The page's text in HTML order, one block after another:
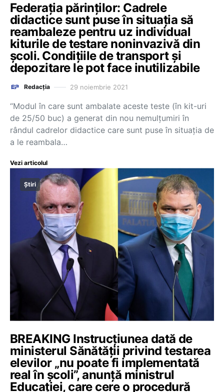
Federația părinților: Cadrele
didactice sunt puse în situația să
reambaleze pentru uz individual
kiturile de testare noninvazivă din
școli. Condițiile de transport și
depozitare le pot face inutilizabile
Redacția 29 noiembrie 2021
“Modul în care sunt ambalate aceste teste (în kit-uri
de 25/50 buc) a generat din nou nemulțumiri în
rândul cadrelor didactice care sunt puse în situația de
a le reambala…
Vezi articolul
Știri
BREAKING Instrucțiunea dată de
ministerul Sănătății privind testarea
elevilor „nu poate fi implementată
real în școli”, anunță ministrul
Educației, care cere o procedură